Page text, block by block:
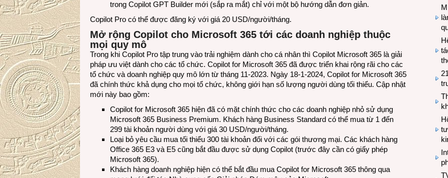
trong Copilot GPT Builder mới (sắp ra mắt) chỉ với một bộ hướng dẫn đơn giản.
Copilot Pro có thể được đăng ký với giá 20 USD/người/tháng.
Mở rộng Copilot cho Microsoft 365 tới các doanh nghiệp thuộc
mọi quy mô
Trong khi Copilot Pro tập trung vào trải nghiệm dành cho cá nhân thì Copilot Microsoft 365 là giải
pháp ưu việt dành cho các tổ chức. Copilot for Microsoft 365 đã được triển khai rộng rãi cho các
tổ chức và doanh nghiệp quy mô lớn từ tháng 11-2023. Ngày 18-1-2024, Copilot for Microsoft 365
đã chính thức khả dụng cho mọi tổ chức, không giới hạn số lượng người dùng tối thiểu. Cập nhật
mới này bao gồm:
Copilot for Microsoft 365 hiện đã có mặt chính thức cho các doanh nghiệp nhỏ sử dụng
Microsoft 365 Business Premium. Khách hàng Business Standard có thể mua từ 1 đến
299 tài khoản người dùng với giá 30 USD/người/tháng.
Loại bỏ yêu cầu mua tối thiểu 300 tài khoản đối với các gói thương mại. Các khách hàng
Office 365 E3 và E5 cũng bắt đầu được sử dụng Copilot (trước đây cần có giấy phép
Microsoft 365).
Khách hàng doanh nghiệp hiện có thể bắt đầu mua Copilot for Microsoft 365 thông qua